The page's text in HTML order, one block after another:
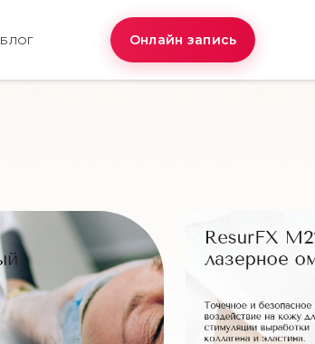
БЛОГ Онлайн запись